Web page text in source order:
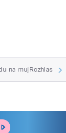
na mujRozhlas